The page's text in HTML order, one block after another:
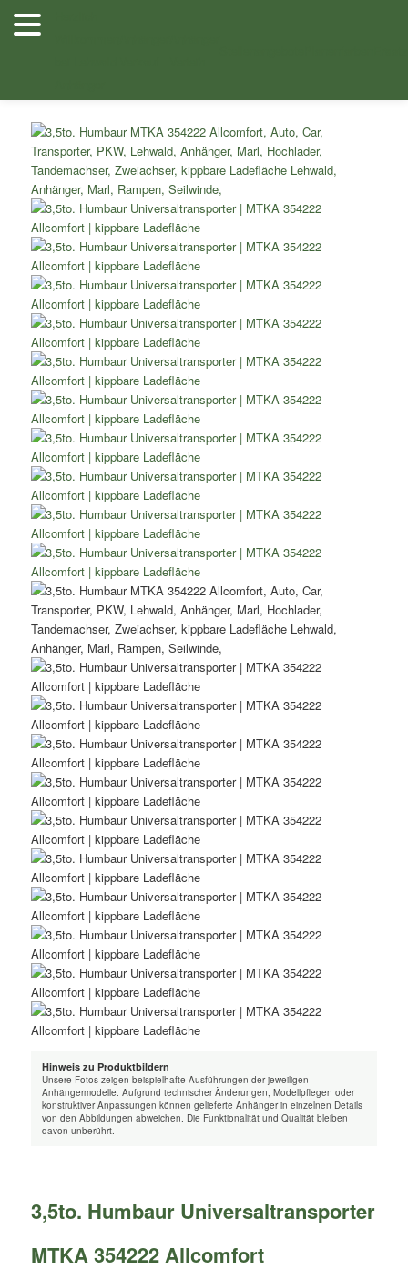
Zum
Inhalt
Shop
Hinweis zu Produktbildern
Unsere Fotos zeigen beispielhafte Ausführungen der jeweiligen
Anhängermodelle. Aufgrund technischer Änderungen, Modellpflegen oder
konstruktiver Anpassungen können gelieferte Anhänger in einzelnen Details
von den Abbildungen abweichen. Die Funktionalität und Qualität bleiben
davon unberührt.
3,5to. Humbaur Universaltransporter
MTKA 354222 Allcomfort